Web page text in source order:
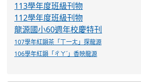
113學年度班級刊物
112學年度班級刊物
龍源國小60週年校慶特刊
107學年紅韻茶「ㄒ一ㄤ」探龍源
106學年紅韻「ㄔㄚˊ」香映龍源